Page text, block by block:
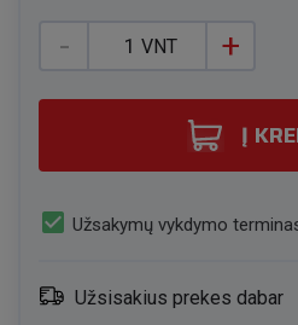
- +
VNT
Į
check_box Užsakymų vykdymo
Užsisakius prekes dabar